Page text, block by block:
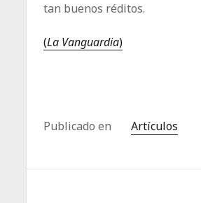
tan buenos réditos.
(La Vanguardia)
Publicado en Artículos